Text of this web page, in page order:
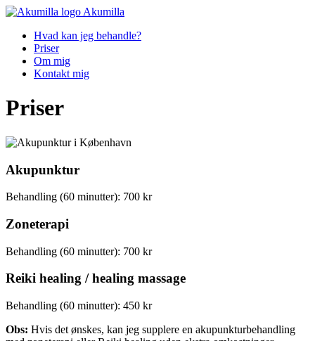
Akumilla
Hvad kan jeg behandle?
Priser
Om mig
Kontakt mig
Priser
Akupunktur
Behandling (60 minutter): 700 kr
Zoneterapi
Behandling (60 minutter): 700 kr
Reiki healing / healing massage
Behandling (60 minutter): 450 kr
Obs: Hvis det ønskes, kan jeg supplere en akupunkturbehandling